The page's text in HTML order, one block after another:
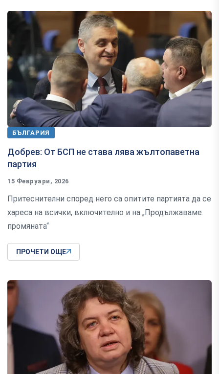
БЪЛГАРИЯ
Добрев: От БСП не става лява жълтопаветна
партия
15 Февруари, 2026
Притеснителни според него са опитите партията да се
хареса на всички, включително и на „Продължаваме
промяната“
ПРОЧЕТИ ОЩЕ